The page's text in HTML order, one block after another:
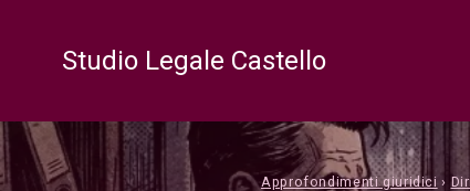
Studio Legale Castello
Approfondimenti giuridici ›